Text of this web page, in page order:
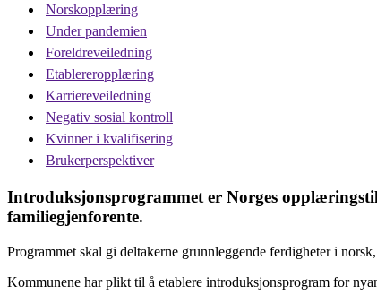
Norskopplæring
Under pandemien
Foreldreveiledning
Etablereropplæring
Karriereveiledning
Negativ sosial kontroll
Kvinner i kvalifisering
Brukerperspektiver
Introduksjonsprogrammet er Norges
familiegjenforente.
Programmet skal gi deltakerne grunnleggende ferdigheter i
Kommunene har plikt til å etablere introduksjonsprogram for